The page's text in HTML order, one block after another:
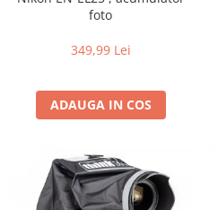
Accesorii diverse
foto
349,99 Lei
ADAUGA IN COS